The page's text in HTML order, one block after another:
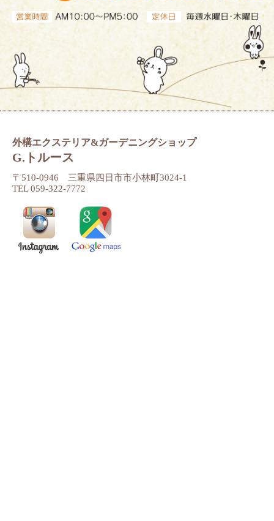
外構エクステリア&ガーデニングショップ
G.トルース
〒510-0946 三重県四日市市小林町3024-1
TEL 059-322-7772